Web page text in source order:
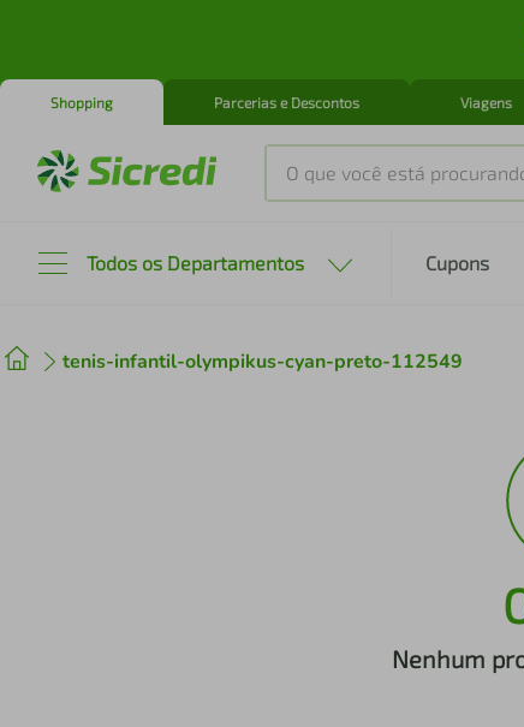
Shopping Parcerias e Descontos Viagens
O que você está procurando?
Todos os Departamentos Cupons
tenis-infantil-olympikus-cyan-preto-112549
Nenhum
2º cafeteira